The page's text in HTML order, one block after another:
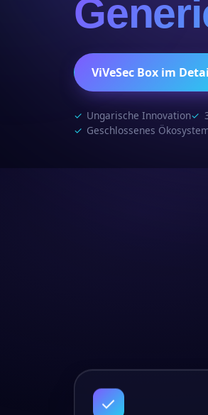
ViVeSec Box im
Ungarische Innovation
Geschlossenes
✓